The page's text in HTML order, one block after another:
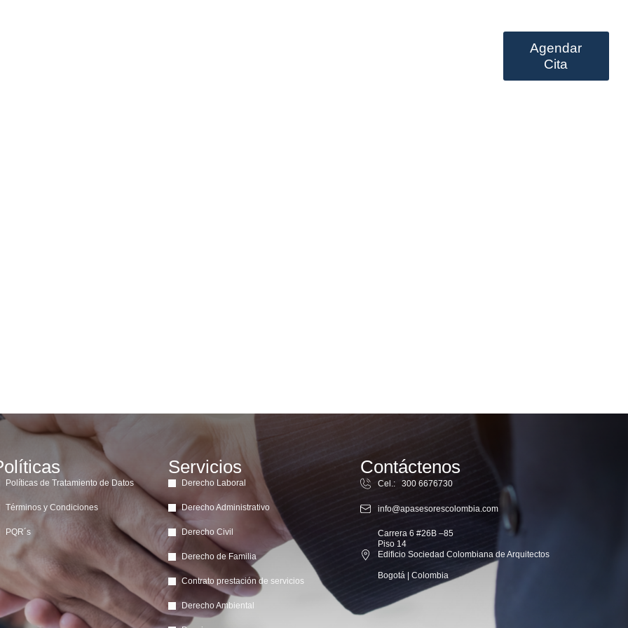
Agendar
Cita
Políticas de Tratamiento de Datos
Términos y Condiciones
PQR´s
Servicios
Derecho Laboral
Derecho Administrativo
Derecho Civil
Derecho de Familia
Contrato prestación de servicios
Derecho Ambiental
Contáctenos
Cel.: 300 6676730
info@apasesorescolombia.com
Carrera 6 #26B –85
Piso 14
Edificio Sociedad Colombiana de Arquitectos
Bogotá | Colombia